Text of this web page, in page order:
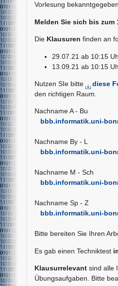
Vorlesung
Melden Sie sich bis zum
Die Klausuren finden an
29.07.21 ab 10:15
13.09.21 ab 10:15
Nutzen SIe bitte diese
den richtigen Raum.
Nachname A - Bu
bbb.informatik.uni-
Nachname By - L
bbb.informatik.uni-
Nachname M - Sch
bbb.informatik.uni-
Nachname Sp - Z
bbb.informatik.uni-
Bitte bereiten Sie Ihren
Es gab einen Techniktest
Klausurrelevantsind alle
Übungsaufgaben. Bitte